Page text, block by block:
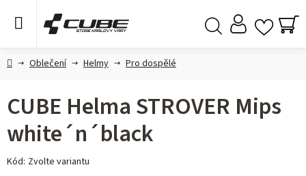
DomůOblečení Helmy Pro dospělé
CUBE Helma STROVER Mips
white´n´black
Kód: Zvolte variantu